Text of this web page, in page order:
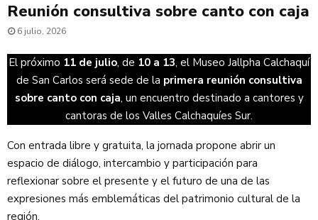
Reunión consultiva sobre canto con caja
6 julio, 2026
El próximo 11 de julio, de 10 a 13, el Museo Jallpha Calchaquí
de San Carlos será sede de la primera reunión consultiva
sobre canto con caja, un encuentro destinado a cantores y
cantoras de los Valles Calchaquíes Sur.
Con entrada libre y gratuita, la jornada propone abrir un
espacio de diálogo, intercambio y participación para
reflexionar sobre el presente y el futuro de una de las
expresiones más emblemáticas del patrimonio cultural de la
región.